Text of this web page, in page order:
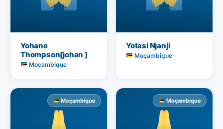
Yohane
Thompson[johan ]
Moçambique
Yotasi Njanji
Moçambique
Moçambique Moçambique